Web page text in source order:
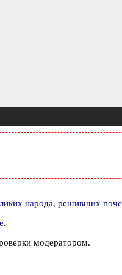
народа, решивших
.
модератором.